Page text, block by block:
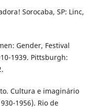
Sorocaba, SP: Linc,
Gender, Festival
1939. Pittsburgh:
Cultura e imaginário
1956). Rio de